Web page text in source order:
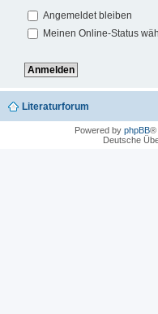
Angemeldet bleiben
Meinen Online-Status
Literaturforum
Powered by phpBB®
Deutsche